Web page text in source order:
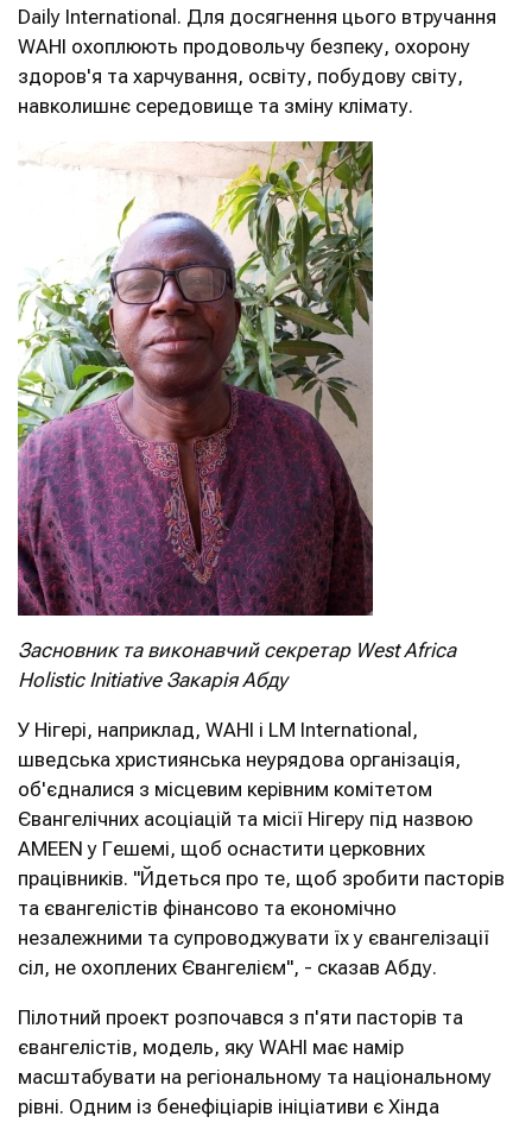
Daily International. Для досягнення цього втручання
WAHI охоплюють продовольчу безпеку, охорону
здоров'я та харчування, освіту, побудову світу,
навколишнє середовище та зміну клімату.
Засновник та виконавчий секретар West Africa
Holistic Initiative Закарія Абду
У Нігері, наприклад, WAHI і LM International,
шведська християнська неурядова організація,
об'єдналися з місцевим керівним комітетом
Євангелічних асоціацій та місії Нігеру під назвою
AMEEN у Гешемі, щоб оснастити церковних
працівників. "Йдеться про те, щоб зробити пасторів
та євангелістів фінансово та економічно
незалежними та супроводжувати їх у євангелізації
сіл, не охоплених Євангелієм", - сказав Абду.
Пілотний проект розпочався з п'яти пасторів та
євангелістів, модель, яку WAHI має намір
масштабувати на регіональному та національному
рівні. Одним із бенефіціарів ініціативи є Хінда